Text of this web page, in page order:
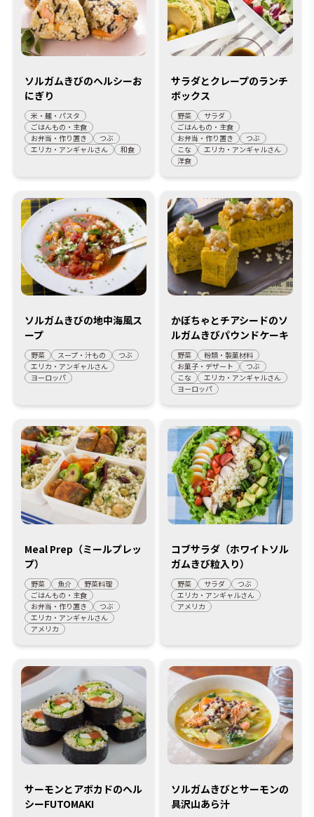
ソルガムきびのヘルシーお
にぎり
米・麺・パスタ
ごはんもの・主食
お弁当・作り置き
つぶ
エリカ・アンギャルさん
和食
サラダとクレープのランチ
ボックス
野菜
サラダ
ごはんもの・主食
お弁当・作り置き
つぶ
こな
エリカ・アンギャルさん
洋食
ソルガムきびの地中海風ス
ープ
野菜 スープ・汁もの
つぶ
エリカ・アンギャルさん
ヨーロッパ
かぼちゃとチアシードのソ
ルガムきびパウンドケーキ
野菜
粉類・製菓材料
お菓子・デザート
つぶ
こな
エリカ・アンギャルさん
ヨーロッパ
Meal Prep（ミールプレッ
プ）
野菜 魚介
野菜料理
ごはんもの・主食
お弁当・作り置き
つぶ
エリカ・アンギャルさん
アメリカ
コブサラダ（ホワイトソル
ガムきび粒入り）
野菜 サラダ
つぶ
エリカ・アンギャルさん
アメリカ
サーモンとアボカドのヘル
シーFUTOMAKI
ソルガムきびとサーモンの
具沢山あら汁